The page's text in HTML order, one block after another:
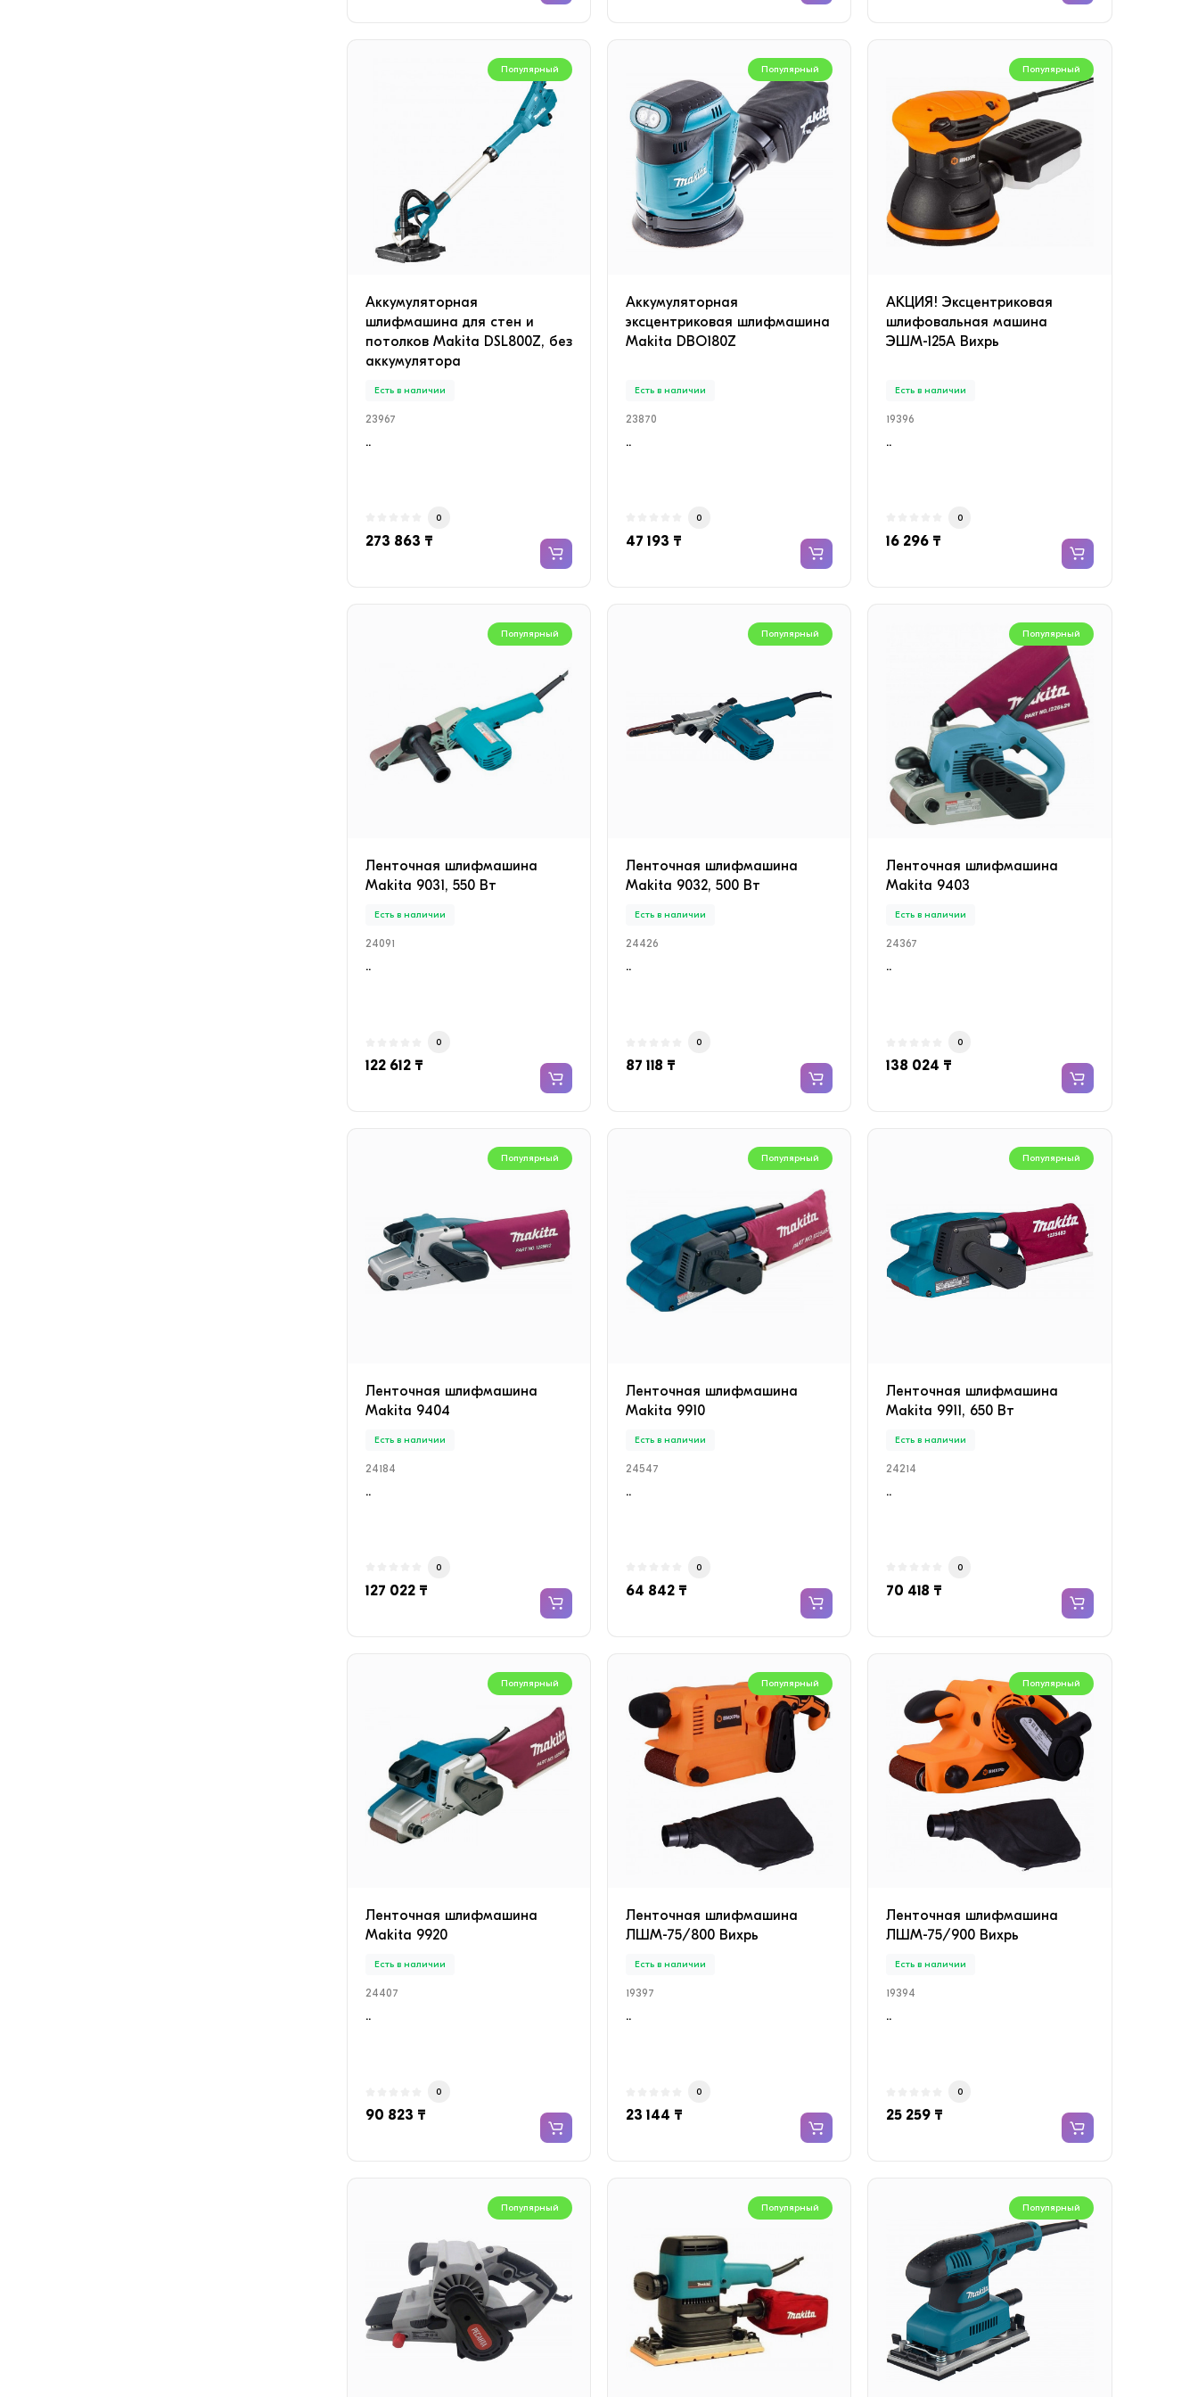
Популярный
Аккумуляторная
шлифмашина для стен и
потолков Makita DSL800Z, без
аккумулятора
Есть в наличии
23967
..
0
273 863 ₸
Популярный
Аккумуляторная
эксцентриковая шлифмашина
Makita DBO180Z
Есть в наличии
23870
..
0
47 193 ₸
Популярный
АКЦИЯ! Эксцентриковая
шлифовальная машина
ЭШМ-125А Вихрь
Есть в наличии
19396
..
0
16 296 ₸
Популярный
Ленточная шлифмашина
Makita 9031, 550 Вт
Есть в наличии
24091
..
0
122 612 ₸
Популярный
Ленточная шлифмашина
Makita 9032, 500 Вт
Есть в наличии
24426
..
0
87 118 ₸
Популярный
Ленточная шлифмашина
Makita 9403
Есть в наличии
24367
..
0
138 024 ₸
Популярный
Ленточная шлифмашина
Makita 9404
Есть в наличии
24184
..
0
127 022 ₸
Популярный
Ленточная шлифмашина
Makita 9910
Есть в наличии
24547
..
0
64 842 ₸
Популярный
Ленточная шлифмашина
Makita 9911, 650 Вт
Есть в наличии
24214
..
0
70 418 ₸
Популярный
Ленточная шлифмашина
Makita 9920
Есть в наличии
24407
..
0
90 823 ₸
Популярный
Ленточная шлифмашина
ЛШМ-75/800 Вихрь
Есть в наличии
19397
..
0
23 144 ₸
Популярный
Ленточная шлифмашина
ЛШМ-75/900 Вихрь
Есть в наличии
19394
..
0
25 259 ₸
Популярный Популярный Популярный